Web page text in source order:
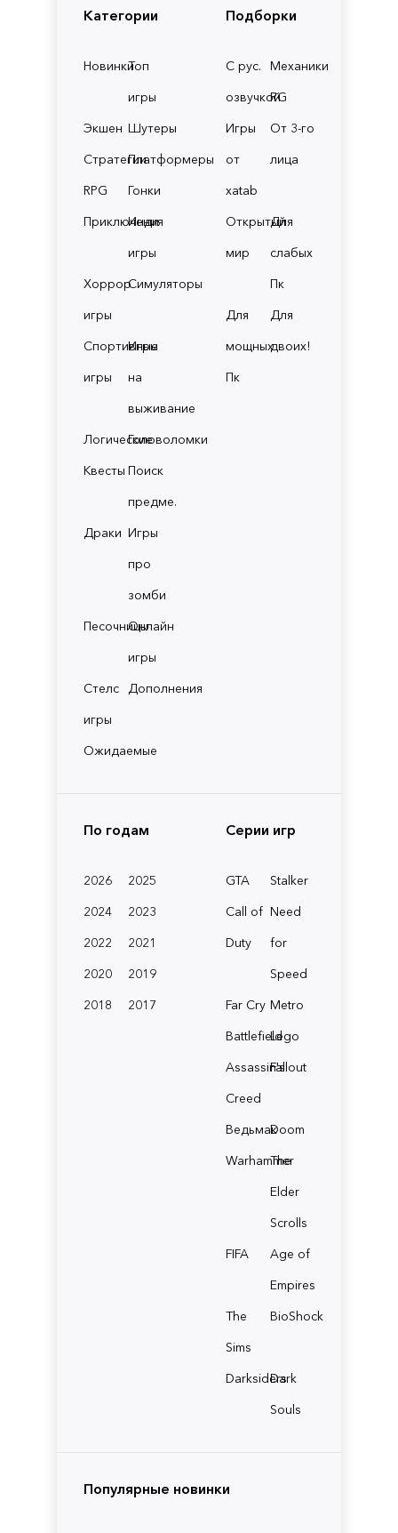
Категории
НовинкиТоп
игры
Экшен Шутеры
СтратегииПлатформеры
RPG
Гонки
Приключения
Инди
игры
Хоррор
игры
Симуляторы
Спортивные
игры
Игры
на
выживание
ЛогическиеГоловоломки
Квесты Поиск
предме.
Драки Игры
про
зомби
ПесочницыОнлайн
игры
Стелс
игры
Дополнения
Ожидаемые
Подборки
С рус.
озвучкой
Механики
RG
Игры
от
xatab
От 3-го
лица
Открытый
мир
Для
слабых
Пк
Для
мощных
Пк
Для
двоих!
По годам
2026
2025
2024
2023
2022
2021
2020
2019
2018
2017
Серии игр
GTA
Stalker
Call of
Duty
Need
for
Speed
Far Cry Metro
BattlefieldLego
Assassin's
Creed
Fallout
ВедьмакDoom
Warhammer
The
Elder
Scrolls
FIFA
Age of
Empires
The
Sims
BioShock
Darksiders
Dark
Souls
Популярные новинки